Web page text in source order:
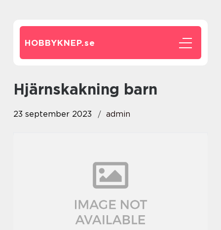
HOBBYKNEP.se
hjärnskakning barn
23 september 2023 admin